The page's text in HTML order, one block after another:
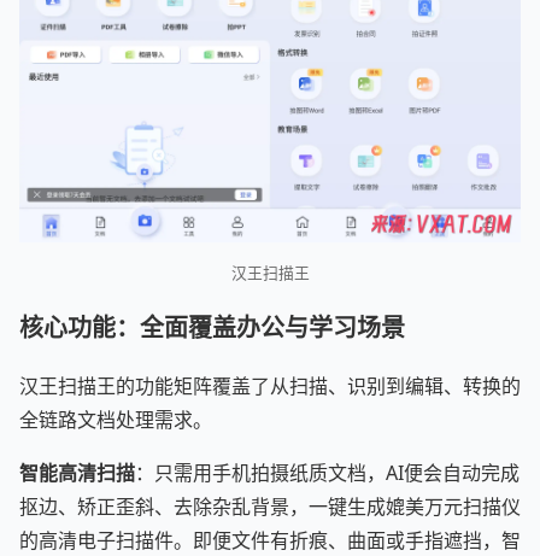
汉王扫描王
核心功能：全面覆盖办公与学习场景
汉王扫描王的功能矩阵覆盖了从扫描、识别到编辑、转换的
全链路文档处理需求。
智能高清扫描：只需用手机拍摄纸质文档，AI便会自动完成
抠边、矫正歪斜、去除杂乱背景，一键生成媲美万元扫描仪
的高清电子扫描件。即便文件有折痕、曲面或手指遮挡，智